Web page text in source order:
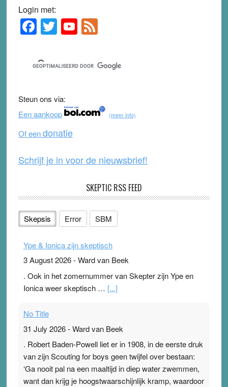
Login met:
Primary
Sidebar
F
a
c
e
b
o
o
k
T
wi
tt
er
Y
o
u
T
b
e
F
e
d
Steun ons via:
Een aankoop
(meer info)
Of eendonatie
Schrijf je in voor de nieuwsbrief!
SKEPTIC RSS FEED
Skepsis Error SBM
Ype & Ionica zijn skeptisch
3 August 2026-Ward van Beek
. Ook in het zomernummer van Skepter zijn Ype en
Ionica weer skeptisch … [...]
No Title
31 July 2026-Ward van Beek
. Robert Baden-Powell liet er in 1908, in de eerste druk
van zijn Scouting for boys geen twijfel over bestaan:
‘Ga nooit pal na een maaltijd in diep water zwemmen,
want dan krijg je hoogstwaarschijnlijk kramp, waardoor